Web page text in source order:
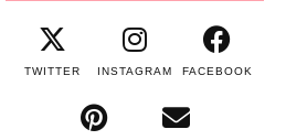
TWITTER INSTAGRAM FACEBOOK